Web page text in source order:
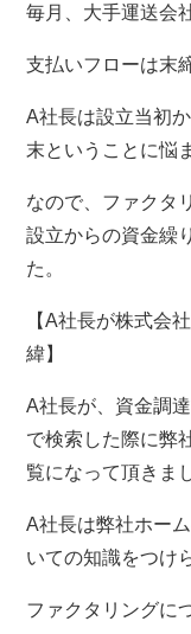
毎月、大手運送会
支払いフローは末
A社長は設立当初
末ということに悩
なので、ファクタ
設立からの資金繰
た。
【A社長が株式会
緯】
A社長が、資金調
で検索した際に弊
覧になって頂きま
A社長は弊社ホー
いての知識をつけ
ファクタリングに